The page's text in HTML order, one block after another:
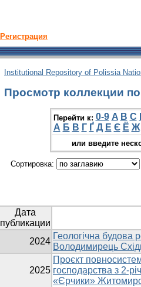
Регистрация
Institutional Repository of Polissia
Просмотр коллекции
Перейти к: 0-9 A B C
А Б В Г Ґ Д Е Є Ё Ж
или введите
Сортировка:
Дата
публикации
2024
Геологічна
Володимирець
2025
Проєкт
господарства з 2-
«Єрчики»